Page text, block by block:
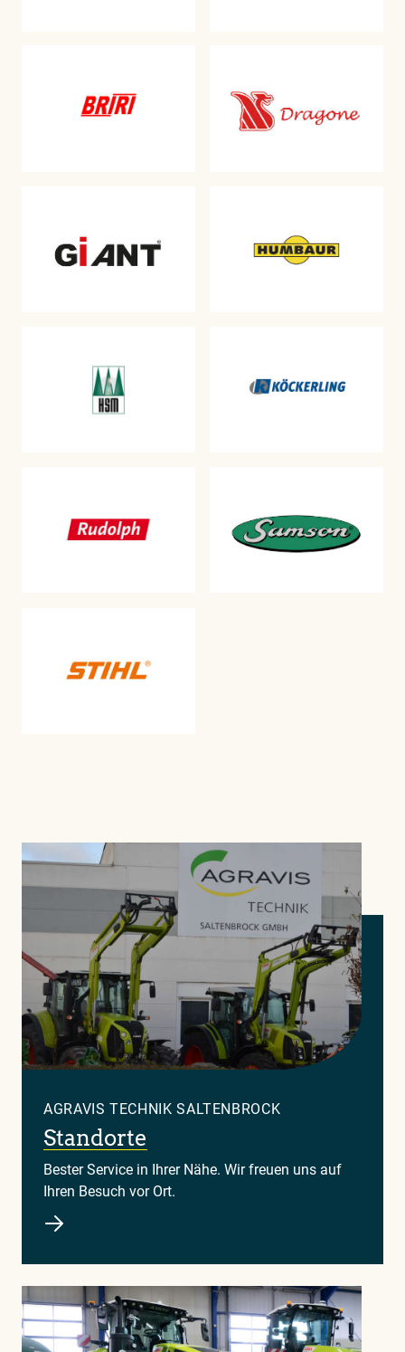
AGRAVIS TECHNIK SALTENBROCK
Standorte
Bester Service in Ihrer Nähe. Wir freuen uns auf
Ihren Besuch vor Ort.